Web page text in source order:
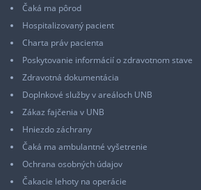
Čaká ma pôrod
Hospitalizovaný pacient
Charta práv pacienta
Poskytovanie informácií o zdravotnom stave
Zdravotná dokumentácia
Doplnkové služby v areáloch UNB
Zákaz fajčenia v UNB
Hniezdo záchrany
Čaká ma ambulantné vyšetrenie
Ochrana osobných údajov
Čakacie lehoty na operácie